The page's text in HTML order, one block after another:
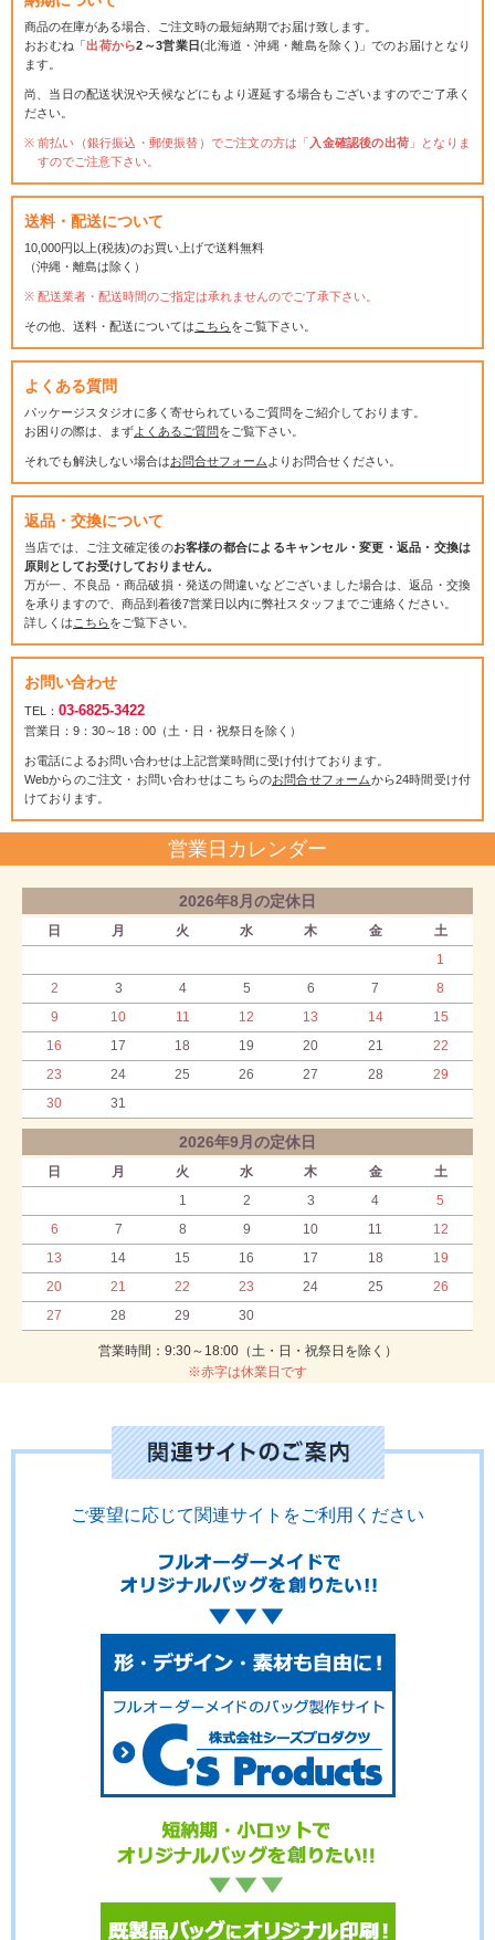
商品の在庫がある場合、ご注文時の最短納期でお届け致します。
おおむね「出荷から2～3営業日(北海道・沖縄・離島を除く)」でのお届けとなり
ます。
尚、当日の配送状況や天候などにもより遅延する場合もございますのでご了承く
ださい。
前払い（銀行振込・郵便振替）でご注文の方は「 入金確認後の出荷 」となりま
すのでご注意下さい。
送料・配送について
10,000円以上(税抜)のお買い上げで送料無料
（沖縄・離島は除く）
配送業者・配送時間のご指定は承れませんのでご了承下さい。
その他、送料・配送については こちらをご覧下さい。
よくある質問
パッケージスタジオに多く寄せられているご質問をご紹介しております。
お困りの際は、まずよくあるご質問をご覧下さい。
それでも解決しない場合はお問合せフォーム よりお問合せください。
返品・交換について
当店では、ご注文確定後のお客様の都合によるキャンセル・変更・返品・交換は
原則としてお受けしておりません。
万が一、不良品・商品破損・発送の間違いなどございました場合は、返品・交換
を承りますので、商品到着後7営業日以内に弊社スタッフまでご連絡ください。
詳しくは こちらをご覧下さい。
お問い合わせ
TEL： 03-6825-3422
営業日：9：30～18：00（土・日・祝祭日を除く）
お電話によるお問い合わせは上記営業時間に受け付けております。
Webからのご注文・お問い合わせはこちらのお問合せフォームから24時間受け付
けております。
営業日カレンダー
2026年8月の定休日
日 月 火 水 木 金
土
1
2
3 4 5 6 7
8
9
10 11 12 13 14
15
16
17 18 19 20 21
22
23
24 25 26 27 28
29
30
31
2026年9月の定休日
日 月 火 水 木 金
土
1
2 3 4
5
6
7 8 9 10 11
12
13
14 15 16 17 18
19
20
21 22 23 24 25
26
27
28 29 30
営業時間：9:30～18:00（土・日・祝祭日を除く）
※赤字は休業日です
ご要望に応じて関連サイトをご利用ください